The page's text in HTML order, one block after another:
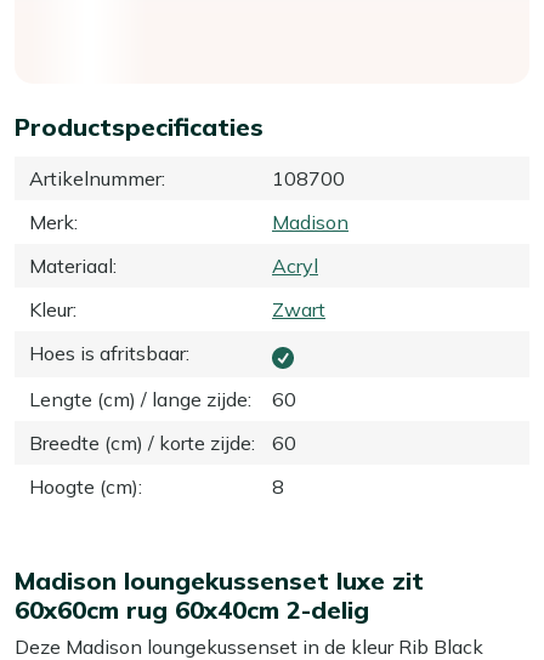
Productspecificaties
Artikelnummer:
108700
Merk:
Madison
Materiaal:
Acryl
Kleur:
Zwart
Hoes is afritsbaar:
Lengte (cm) / lange zijde:
60
Breedte (cm) / korte zijde:
60
Hoogte (cm): 8
Madison loungekussenset luxe zit
60x60cm rug 60x40cm 2-delig
Deze Madison loungekussenset in de kleur Rib Black